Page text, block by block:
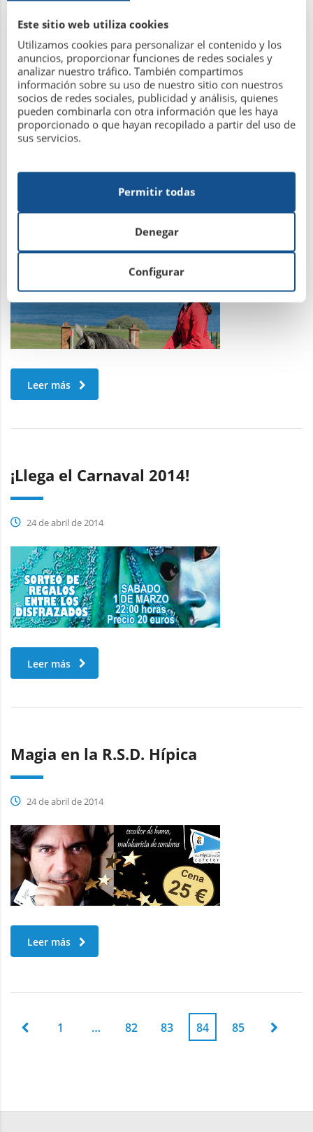
24 de abril de 2014
Leer más
Memoria de la RSD Hípica 2013
Leer más
¡Llega el Carnaval 2014!
24 de abril de 2014
Leer más
Magia en la R.S.D. Hípica
24 de abril de 2014
Leer más
1 … 82 83 84 85
Este sitio web utiliza cookies
Utilizamos cookies para personalizar el contenido y los
anuncios, proporcionar funciones de redes sociales y
analizar nuestro tráfico. También compartimos
información sobre su uso de nuestro sitio con nuestros
socios de redes sociales, publicidad y análisis, quienes
pueden combinarla con otra información que les haya
proporcionado o que hayan recopilado a partir del uso de
sus servicios.
Configurar
Denegar
Permitir todas